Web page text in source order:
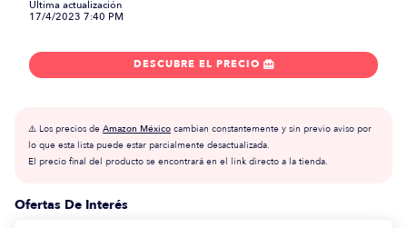
Última actualización
17/4/2023 7:40 PM
DESCUBRE EL PRECIO 
⚠️ Los precios de Amazon México cambian constantemente y sin previo aviso por
lo que esta lista puede estar parcialmente desactualizada.
El precio final del producto se encontrará en el link directo a la tienda.
Ofertas De Interés